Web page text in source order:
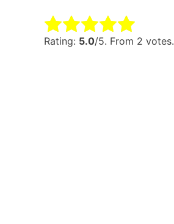
Rate this item:
Rating: 5.0/5. From 2 votes.